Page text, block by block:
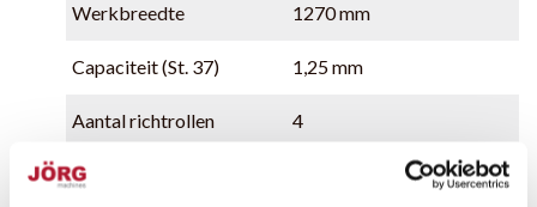
Werkbreedte 1270 mm
Capaciteit (St. 37) 1,25 mm
Aantal richtrollen 4
Werksnelheid 25 m/min variabel